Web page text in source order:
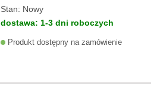
Stan: Nowy
dostawa: 1-3 dni roboczych
Produkt dostępny na zamówienie